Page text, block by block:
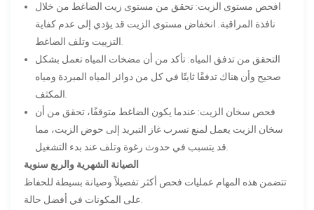
افحص مستوى الزيت: تحقق من مستوى زيت الضاغط من خلال
نافذة المراقبة. انخفاض مستوى الزيت قد يؤدي إلى عدم كفاية
التزييت وتلف الضاغط.
التحقق من تدفق المياه: تأكد من أن مضخات المياه تعمل بشكل
صحيح وأن هناك تدفقًا ثابتًا في كل من دوائر المياه المبردة ومياه
المكثف.
فحص سخان الزيت: عندما يكون الضاغط متوقفًا، تحقق من أن
سخان الزيت يعمل لمنع تسرب غاز التبريد إلى حوض الزيت، مما
قد يتسبب في حدوث رغوة وتلف عند بدء التشغيل.
الصيانة الشهرية والربع سنوية
تتضمن هذه المهام عمليات فحص أكثر تفصيلاً وصيانة بسيطة للحفاظ
على المكونات في أفضل حالة.